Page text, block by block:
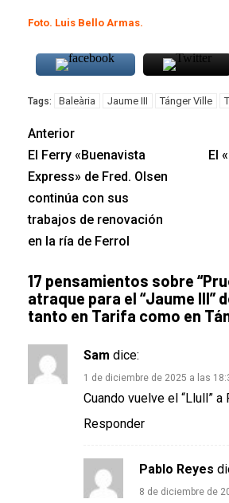
Foto. Luis Bello Armas.
Tags: Baleària Jaume III Tánger Ville
Anterior
El Ferry «Buenavista
Express» de Fred. Olsen
continúa con sus
trabajos de renovación
en la ría de Ferrol
El
17 pensamientos sobre “
atraque para el “Jaume III”
tanto en Tarifa como en
Sam dice:
1 de diciembre de 2025 a las
Cuando vuelve el “Llull” a
Responder
Pablo Reyes
8 de diciembre de